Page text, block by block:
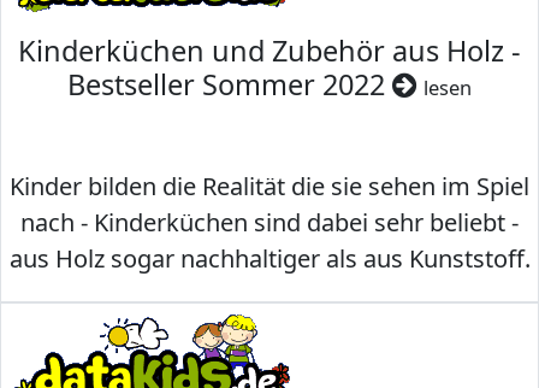
Kinderküchen und Zubehör aus Holz -
Bestseller Sommer 2022
lesen
Kinder bilden die Realität die sie sehen im Spiel
nach - Kinderküchen sind dabei sehr beliebt -
aus Holz sogar nachhaltiger als aus Kunststoff.